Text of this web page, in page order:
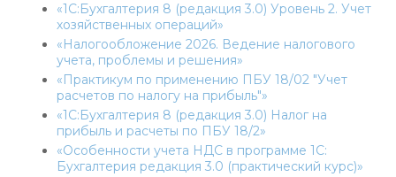
«1С:Бухгалтерия 8 (редакция 3.0) Уровень 2. Учет
хозяйственных операций»
«Налогообложение 2026. Ведение налогового
учета, проблемы и решения»
«Практикум по применению ПБУ 18/02 "Учет
расчетов по налогу на прибыль"»
«1С:Бухгалтерия 8 (редакция 3.0) Налог на
прибыль и расчеты по ПБУ 18/2»
«Особенности учета НДС в программе 1С:
Бухгалтерия редакция 3.0 (практический курс)»